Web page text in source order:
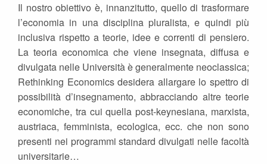
Il nostro obiettivo è, innanzitutto, quello di trasformare
l’economia in una disciplina pluralista, e quindi più
inclusiva rispetto a teorie, idee e correnti di pensiero.
La teoria economica che viene insegnata, diffusa e
divulgata nelle Università è generalmente neoclassica;
Rethinking Economics desidera allargare lo spettro di
possibilità d’insegnamento, abbracciando altre teorie
economiche, tra cui quella post-keynesiana, marxista,
austriaca, femminista, ecologica, ecc. che non sono
presenti nei programmi standard divulgati nelle facoltà
universitarie…